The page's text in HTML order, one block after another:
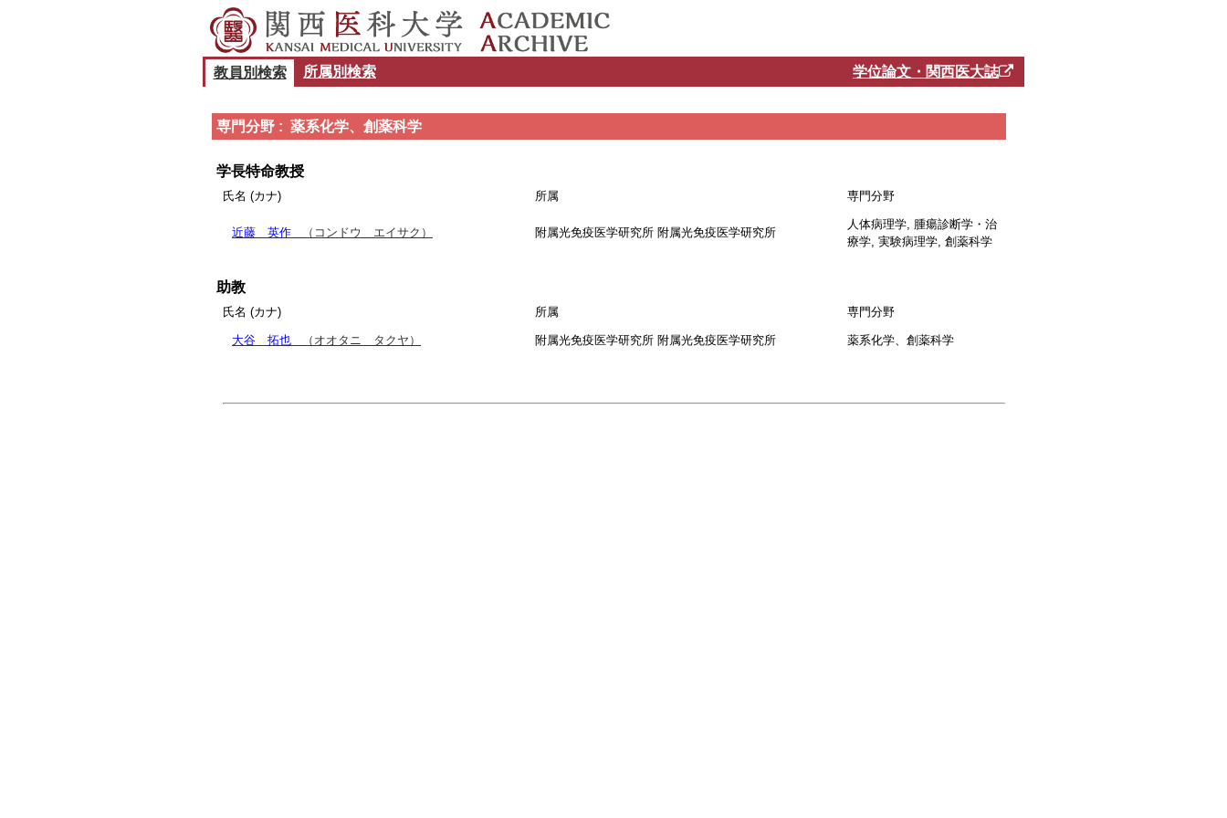
教員別検索 所属別検索 学位論文・関西医大誌
専門分野 : 薬系化学、創薬科学
学長特命教授
氏名 (カナ) 所属 専門分野
近藤 英作 （コンドウ エイサク） 附属光免疫医学研究所 附属光免疫医学研究所
人体病理学, 腫瘍診断学・治
療学, 実験病理学, 創薬科学
助教
氏名 (カナ) 所属 専門分野
大谷 拓也 （オオタニ タクヤ） 附属光免疫医学研究所 附属光免疫医学研究所 薬系化学、創薬科学